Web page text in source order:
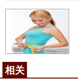
相关